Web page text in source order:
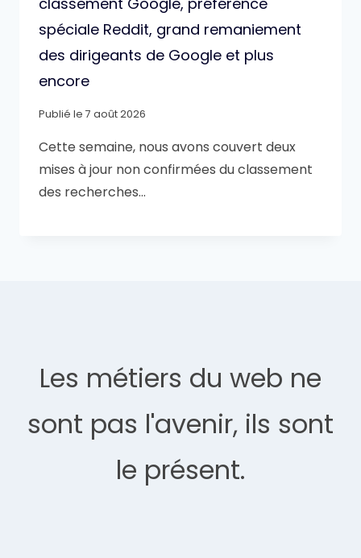
spéciale Reddit, grand remaniement
des dirigeants de Google et plus
encore
Publié le 7 août 2026
Cette semaine, nous avons couvert deux
mises à jour non confirmées du classement
des recherches…
Les métiers du web ne
sont pas l'avenir, ils sont
le présent.